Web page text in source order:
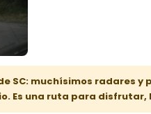
SC: muchísimos radares
Es una ruta para disfrutar,